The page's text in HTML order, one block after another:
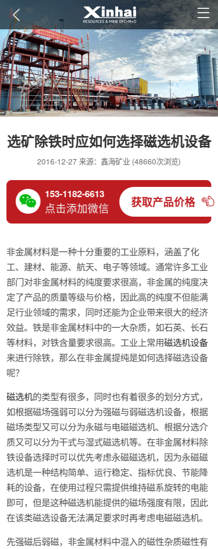
选矿除铁时应如何选择磁选机设备
2016-12-27 来源：鑫海矿业 (48660次浏览)
153-1182-6613
点击添加微信 获取产品价格
非金属材料是一种十分重要的工业原料，涵盖了化
工、建材、能源、航天、电子等领域。通常许多工业
部门对非金属材料的纯度要求很高，非金属的纯度决
定了产品的质量等级与价格，因此高的纯度不但能满
足行业领域的需求，同时还能为企业带来很大的经济
效益。铁是非金属材料中的一大杂质，如石英、长石
等材料，对铁含量要求很高。工业上常用磁选机设备
来进行除铁，那么在非金属提纯是如何选择磁选设备
呢？
磁选机的类型有很多，同时也有着很多的划分方式，
如根据磁场强弱可以分为强磁与弱磁选机设备，根据
磁场类型又可以分为永磁与电磁磁选机、根据分选介
质又可以分为干式与湿式磁选机等。在非金属材料除
铁设备选择时可以优先考虑永磁磁选机，因为永磁磁
选机是一种结构简单、运行稳定、指标优良、节能降
耗的设备，在使用过程只需提供维持磁系旋转的电能
即可，但是这种磁选机能提供的磁场强度有限，因此
在该类磁选设备无法满足要求时再考虑电磁磁选机。
先强磁后弱磁，非金属材料中混入的磁性杂质磁性有